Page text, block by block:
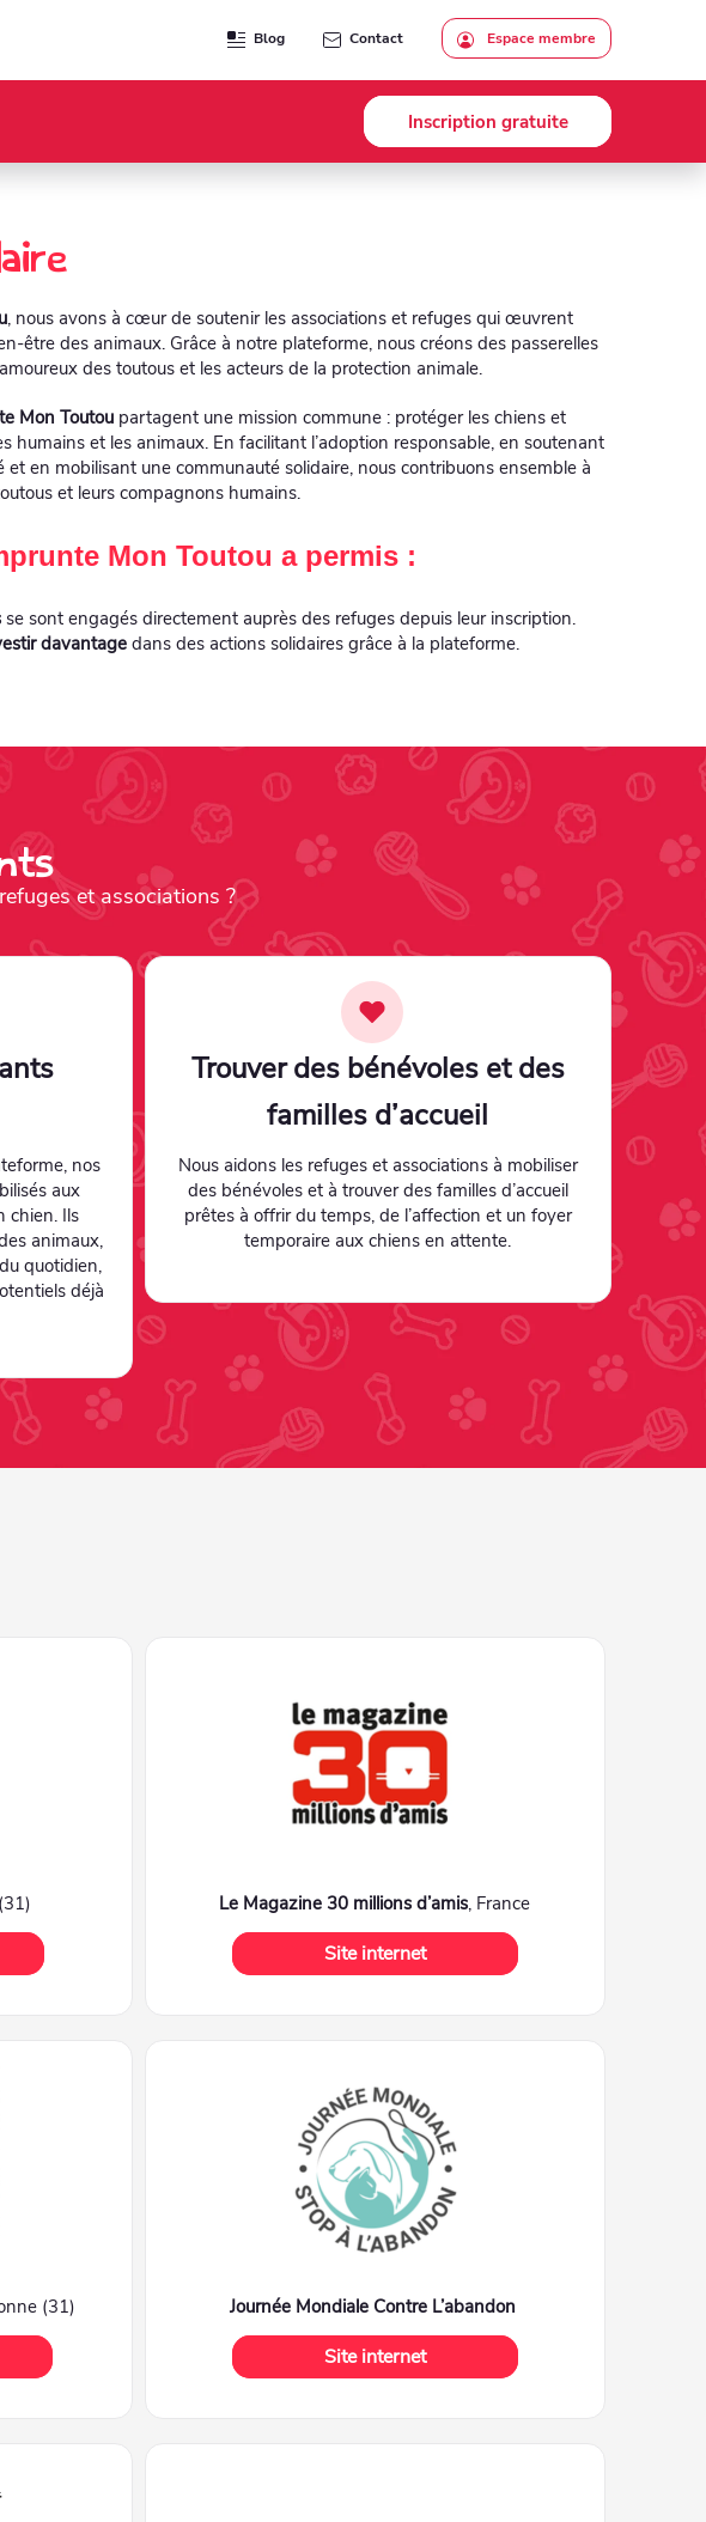
Blog Contact Espace membre
Inscription gratuite
, nous avons à cœur de soutenir les associations et refuges qui œuvrent
être des animaux. Grâce à notre plateforme, nous créons des passerelles
des toutous et les acteurs de la protection animale.
Mon Toutou partagent une mission commune : protéger les chiens et
humains et les animaux. En facilitant l’adoption responsable, en soutenant
et en mobilisant une communauté solidaire, nous contribuons ensemble à
et leurs compagnons humains.
Mon Toutou a permis :
se sont engagés directement auprès des refuges depuis leur inscription.
davantagedans des actions solidaires grâce à la plateforme.
et associations ?
nos
aux
chien. Ils
animaux,
quotidien,
déjà
Trouver des bénévoles et des
familles d’accueil
Nous aidons les refuges et associations à mobiliser
des bénévoles et à trouver des familles d’accueil
prêtes à offrir du temps, de l’affection et un foyer
temporaire aux chiens en attente.
Le Magazine 30 millions d’amis, France
Site internet
(31) Journée Mondiale Contre L’abandon
Site internet